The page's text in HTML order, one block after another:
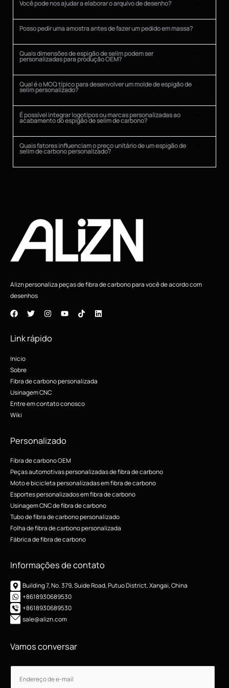
Você pode nos ajudar a elaborar o arquivo de desenho?
Posso pedir uma amostra antes de fazer um pedido em massa?
Quais dimensões de espigão de selim podem ser
personalizadas para produção OEM?
Qual é o MOQ típico para desenvolver um molde de espigão de
selim personalizado?
É possível integrar logotipos ou marcas personalizadas ao
acabamento do espigão de selim de carbono?
Quais fatores influenciam o preço unitário de um espigão de
selim de carbono personalizado?
Alizn personaliza peças de fibra de carbono para você de acordo com
desenhos
Link rápido
Início
Sobre
Fibra de carbono personalizada
Usinagem CNC
Entre em contato conosco
Wiki
Personalizado
Fibra de carbono OEM
Peças automotivas personalizadas de fibra de carbono
Moto e bicicleta personalizadas em fibra de carbono
Esportes personalizados em fibra de carbono
Usinagem CNC de fibra de carbono
Tubo de fibra de carbono personalizado
Folha de fibra de carbono personalizada
Fábrica de fibra de carbono
Informações de contato
Building 7, No. 379, Suide Road, Putuo District, Xangai, China
+8618930689530
+8618930689530
sale@alizn.com
Vamos conversar
E